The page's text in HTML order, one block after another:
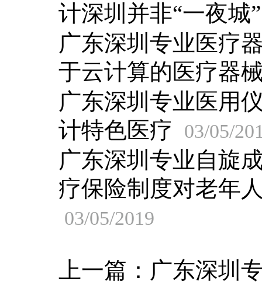
计深圳并非“一夜城
广东深圳专业医疗
于云计算的医疗器
广东深圳专业医用
计特色医疗
03/05/
广东深圳专业自旋
疗保险制度对老年
03/05/2019
上一篇： 广东深圳